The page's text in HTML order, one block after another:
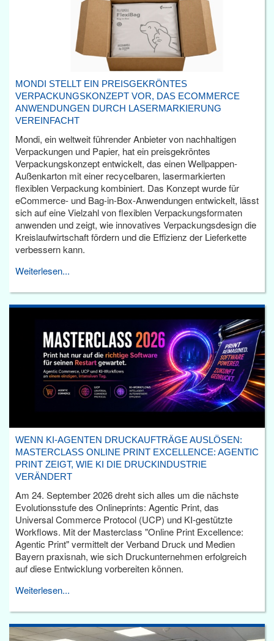
MONDI STELLT EIN PREISGEKRÖNTES
VERPACKUNGSKONZEPT VOR, DAS ECOMMERCE
ANWENDUNGEN DURCH LASERMARKIERUNG
VEREINFACHT
Mondi, ein weltweit führender Anbieter von nachhaltigen
Verpackungen und Papier, hat ein preisgekröntes
Verpackungskonzept entwickelt, das einen Wellpappen-
Außenkarton mit einer recycelbaren, lasermarkierten
flexiblen Verpackung kombiniert. Das Konzept wurde für
eCommerce- und Bag-in-Box-Anwendungen entwickelt, lässt
sich auf eine Vielzahl von flexiblen Verpackungsformaten
anwenden und zeigt, wie innovatives Verpackungsdesign die
Kreislaufwirtschaft fördern und die Effizienz der Lieferkette
verbessern kann.
Weiterlesen...
WENN KI-AGENTEN DRUCKAUFTRÄGE AUSLÖSEN:
MASTERCLASS ONLINE PRINT EXCELLENCE: AGENTIC
PRINT ZEIGT, WIE KI DIE DRUCKINDUSTRIE
VERÄNDERT
Am 24. September 2026 dreht sich alles um die nächste
Evolutionsstufe des Onlineprints: Agentic Print, das
Universal Commerce Protocol (UCP) und KI-gestützte
Workflows. Mit der Masterclass "Online Print Excellence:
Agentic Print" vermittelt der Verband Druck und Medien
Bayern praxisnah, wie sich Druckunternehmen erfolgreich
auf diese Entwicklung vorbereiten können.
Weiterlesen...